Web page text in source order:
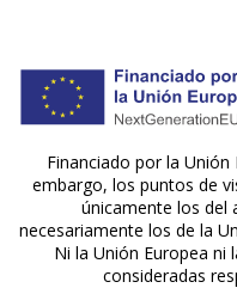
Financiado por la Unión
embargo, los puntos de
únicamente los del
necesariamente los de la
Ni la Unión Europea ni
consideradas